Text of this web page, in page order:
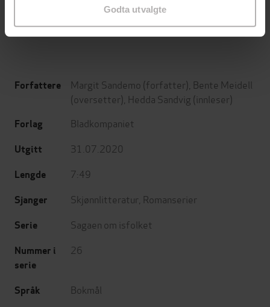
Godta utvalgte
Forfattere Margit Sandemo (forfatter), Bente Meidell
(oversetter), Hedda Sandvig (innleser)
Forlag Bladkompaniet
Utgitt 31.07.2020
Lengde 7:49
Sjanger Skjønnlitteratur Romanserier
Serie Sagaen om isfolket
Nummer i
serie
26
Språk Bokmål